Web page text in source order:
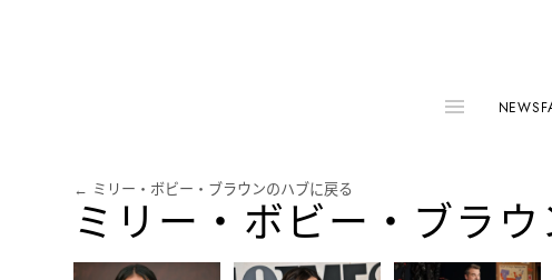
NEWS
← ミリー・ボビー・ブラウンのハブに戻る
ミリー・ボビー・ブラ